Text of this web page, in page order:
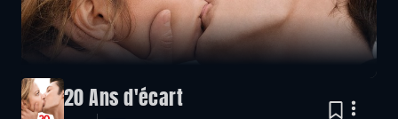
20 Ans d'écart